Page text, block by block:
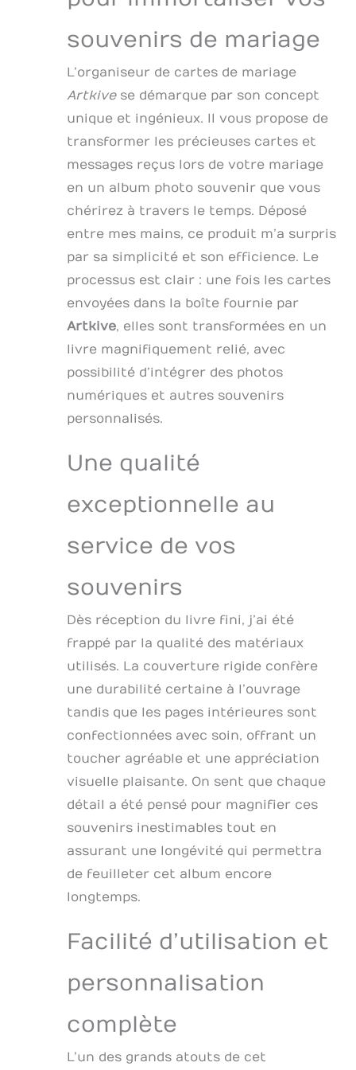
haute qualité qui
vous aidera à
messages
significatifs, les
vœux et les
souvenirs des cartes
pour des années de
plaisir et de
réflexion. Service
pratique : nous
traitons l'ensemble
du processus afin
vous détendre en
sachant que vos
cartes précieuses
magnifiquement
archivées pour
personnalisée
robuste et
l'envoi de cartes à
personnalisé :
chaque livre est
autour des cartes
célébrer les
moments
importants et les
personnes de votre
vie. Idée cadeau
facile : envoyez
simplement les
cartes que vous
notre boîte postale
prépayée pour la
photographie
professionnelle et
l'édition dans un
livre cadeau
Expédition de retour
retour pour que vos
cartes soient
qu'elles ont été
souvenirs de mariage
L’organiseur de cartes de mariage
Artkivese démarque par son concept
unique et ingénieux. Il vous propose de
transformer les précieuses cartes et
messages reçus lors de votre mariage
en un album photo souvenir que vous
chérirez à travers le temps. Déposé
entre mes mains, ce produit m’a surpris
par sa simplicité et son efficience. Le
processus est clair : une fois les cartes
envoyées dans la boîte fournie par
Artkive, elles sont transformées en un
livre magnifiquement relié, avec
possibilité d’intégrer des photos
numériques et autres souvenirs
personnalisés.
Une qualité
exceptionnelle au
service de vos
souvenirs
Dès réception du livre fini, j’ai été
frappé par la qualité des matériaux
utilisés. La couverture rigide confère
une durabilité certaine à l’ouvrage
tandis que les pages intérieures sont
confectionnées avec soin, offrant un
toucher agréable et une appréciation
visuelle plaisante. On sent que chaque
détail a été pensé pour magnifier ces
souvenirs inestimables tout en
assurant une longévité qui permettra
de feuilleter cet album encore
longtemps.
Facilité d’utilisation et
personnalisation
complète
L’un des grands atouts de cet